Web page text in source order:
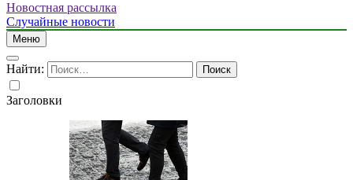
Новостная рассылка
Случайные новости
Меню
Найти:
Заголовки